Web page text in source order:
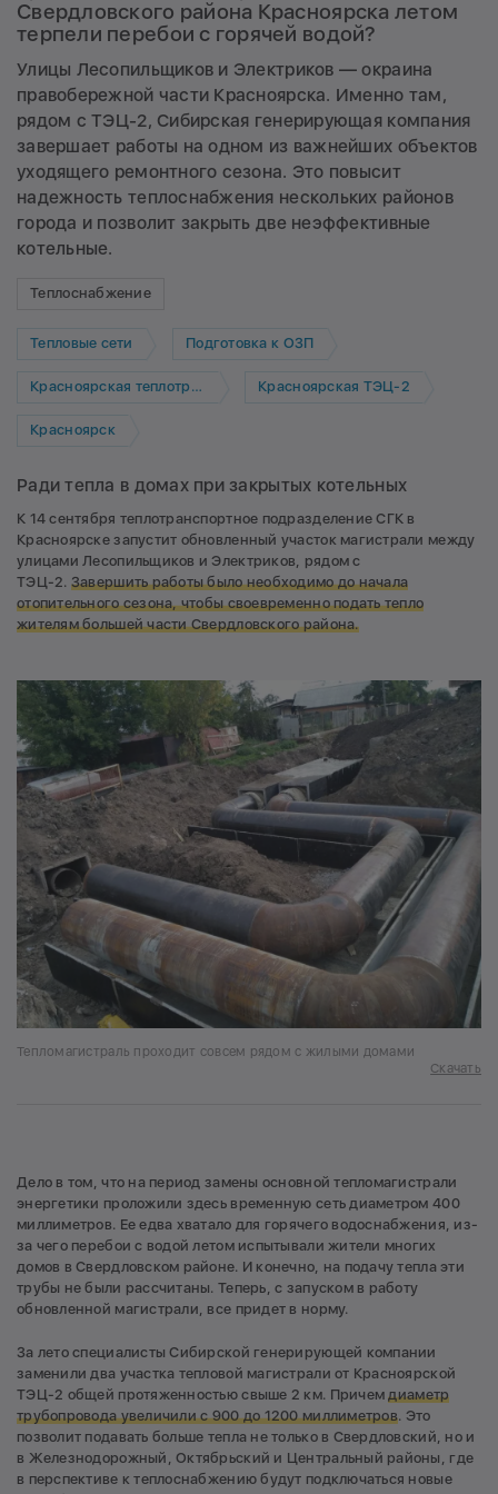
Свердловского района Красноярска летом
терпели перебои с горячей водой?
Улицы Лесопильщиков и Электриков — окраина
правобережной части Красноярска. Именно там,
рядом с ТЭЦ-2, Сибирская генерирующая компания
завершает работы на одном из важнейших объектов
уходящего ремонтного сезона. Это повысит
надежность теплоснабжения нескольких районов
города и позволит закрыть две неэффективные
котельные.
Теплоснабжение
Тепловые сети Подготовка к ОЗП
Красноярская теплотранспортная компания Красноярская ТЭЦ-2
Красноярск
Ради тепла в домах при закрытых котельных
К 14 сентября теплотранспортное подразделение СГК в
Красноярске запустит обновленный участок магистрали между
улицами Лесопильщиков и Электриков, рядом с
ТЭЦ-2. Завершить работы было необходимо до начала
отопительного сезона, чтобы своевременно подать тепло
жителям большей части Свердловского района.
Тепломагистраль проходит совсем рядом с жилыми домами
Скачать
Дело в том, что на период замены основной тепломагистрали
энергетики проложили здесь временную сеть диаметром 400
миллиметров. Ее едва хватало для горячего водоснабжения, из-
за чего перебои с водой летом испытывали жители многих
домов в Свердловском районе. И конечно, на подачу тепла эти
трубы не были рассчитаны. Теперь, с запуском в работу
обновленной магистрали, все придет в норму.
За лето специалисты Сибирской генерирующей компании
заменили два участка тепловой магистрали от Красноярской
ТЭЦ-2 общей протяженностью свыше 2 км. Причемдиаметр
трубопровода увеличили с 900 до 1200 миллиметров. Это
позволит подавать больше тепла не только в Свердловский, но и
в Железнодорожный, Октябрьский и Центральный районы, где
в перспективе к теплоснабжению будут подключаться новые